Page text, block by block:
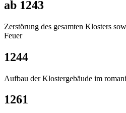
ab 1243
Zerstörung des gesamten Klosters
Feuer
1244
Aufbau der Klostergebäude im
1261